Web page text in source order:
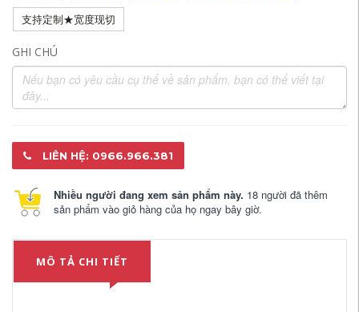
支持定制★宽度现切
GHI CHÚ
LIÊN HỆ: 0966.966.381
Nhiều người đang xem sản phẩm này. 18 người đã thêm
sản phẩm vào giỏ hàng của họ ngay bây giờ.
MÔ TẢ CHI TIẾT